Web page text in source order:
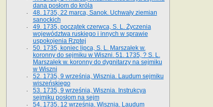
dana posłom do króla
48. 1735, 22 marca, Sanok. Uchwały ziemian
sanockich
49. 1735, początek czerwca, S. L. Życzenia
województwa ruskiego i innych w sprawie
uspokojenia Rzptej
50. 1735, koniec lipca, S. L. Marszałek w.
koronny do sejmiku w Wiszni. 51. 1735, ? S. L.
Marszałek w. koronny do dygnitarzy na sejmiku
w Wiszni
52. 1735, 9 września, Wisznia. Laudum sejmiku
wiszeńskiego
53. 1735, 9 września, Wisznia. Instrukcya
sejmiku posłom na sejm
54. 1735, 12 września, Wisznia. Laudum